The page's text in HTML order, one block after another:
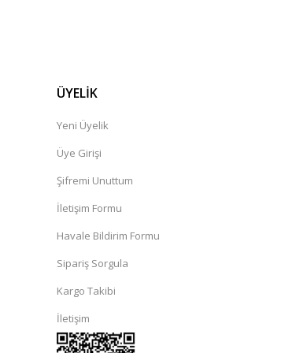
ÜYELİK
Yeni Üyelik
Üye Girişi
Şifremi Unuttum
İletişim Formu
Havale Bildirim Formu
Sipariş Sorgula
Kargo Takibi
İletişim